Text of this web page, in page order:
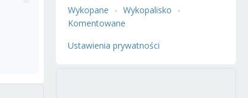
Wykopane
Wykopalisko
Komentowane
Ustawienia prywatności